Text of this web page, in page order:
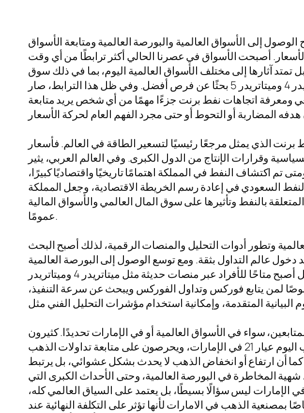
إلى الأسواق العالمية والبورصة العالمية ومتابعة الأسواق
أصبحت الأسواق في عصرنا الحالي أكثر ترابطًا من أي وقت
آثارها إلى مختلف الأسواق العالمية اليوم، بما في ذلك سوق
المال العالمي والمستثمر الفرد الذي يتابع منصة تداول الذهب أو يفتح ميتاتريدر 4 وميتاتريدر 5 بحثًا عن فرص أفضل. وفي ظل هذا الترابط، صار
ومعرفة اتجاهات نفط برنت جزءًا مهمًا من أي شخص يريد متابعة
الذي يمثل مرجعًا رئيسيًا لتسعير الطاقة في العالم. فأسعار
وقرارات الإنتاج من الدول الكبرى. وفي العالم العربي، يثير
اكتشاف النفط في المملكة اهتمامًا تاريخيًا واقتصاديًا كبيرًا،
السعودي في إعادة رسم الخريطة الاقتصادية، وجعل المملكة
بالنفط وتأثيرها على سوق المال العالمي والأسواق المالية
عمومًا.
وتطور أدوات التحليل والمنصات الرقمية، لذلك أصبح البحث
عالم التداول بثقة. ومع توسع الوصول إلى البورصة العالمية
والاسواق العالمية اليوم، لم يعد التداول مقتصرًا على المؤسسات الكبرى، بل أصبح متاحًا للأفراد عبر منصات حديثة مثل ميتاتريدر 4 وميتاتريدر
لمن يتابع فوركس وتداول الفوركس ويبحث عن سرعة التنفيذ،
سواء في الأسواق العالمية أو في الإمارات تحديدًا. كثيرون
يسألون عن سعر الذهب الآن أو سعر الذهب اليوم بالامارات أو سعر الذهب اليوم عيار 21 في الإمارات، ويحرصون على متابعة تداولات الذهب
كما أن ارتفاع أو انخفاض الذهب لا يحدث بشكل عشوائي، بل يرتبط
المخاطرة في البورصة العالمية، وحتى الأحداث الكبرى التي
الإمارات ليس سؤالًا بسيطًا، بل يعتمد على السياق العالمي كله،
الذهب في الامارات لأنها تؤثر على التكلفة النهائية عند